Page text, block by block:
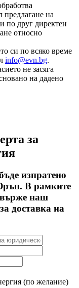
предлагане на
по друг директен
относно
си по всяко време
info@evn.bg.
не засяга
на дадено
за
изпратено
В рамките
наш
доставка на
(по желание)